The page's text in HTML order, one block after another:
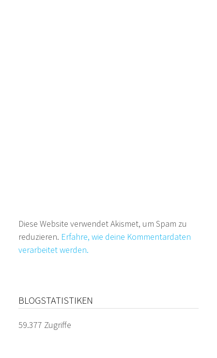
Diese Website verwendet Akismet, um Spam zu
reduzieren. Erfahre, wie deine Kommentardaten
verarbeitet werden.
BLOGSTATISTIKEN
59.377 Zugriffe